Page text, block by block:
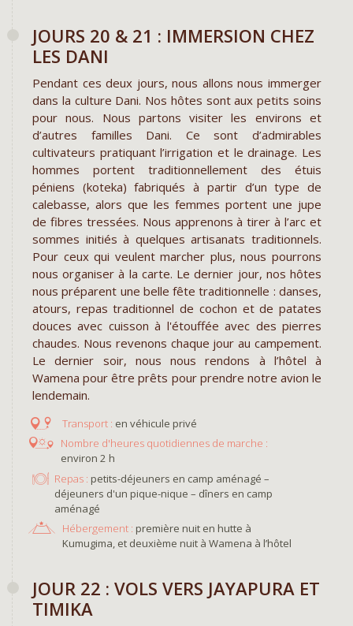
JOURS 20 & 21 : IMMERSION CHEZ
LES DANI
Pendant ces deux jours, nous allons nous immerger
dans la culture Dani. Nos hôtes sont aux petits soins
pour nous. Nous partons visiter les environs et
d’autres familles Dani. Ce sont d’admirables
cultivateurs pratiquant l’irrigation et le drainage. Les
hommes portent traditionnellement des étuis
péniens (koteka) fabriqués à partir d’un type de
calebasse, alors que les femmes portent une jupe
de fibres tressées. Nous apprenons à tirer à l’arc et
sommes initiés à quelques artisanats traditionnels.
Pour ceux qui veulent marcher plus, nous pourrons
nous organiser à la carte. Le dernier jour, nos hôtes
nous préparent une belle fête traditionnelle : danses,
atours, repas traditionnel de cochon et de patates
douces avec cuisson à l'étouffée avec des pierres
chaudes. Nous revenons chaque jour au campement.
Le dernier soir, nous nous rendons à l’hôtel à
Wamena pour être prêts pour prendre notre avion le
lendemain.
en véhicule privé
environ 2 h
Repas : petits-déjeuners en camp aménagé –
déjeuners d'un pique-nique – dîners en camp
aménagé
Hébergement : première nuit en hutte à
Kumugima, et deuxième nuit à Wamena à l’hôtel
JOUR 22 : VOLS VERS JAYAPURA ET
TIMIKA